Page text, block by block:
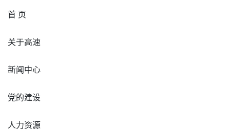
首 页
关于高速
新闻中心
党的建设
人力资源